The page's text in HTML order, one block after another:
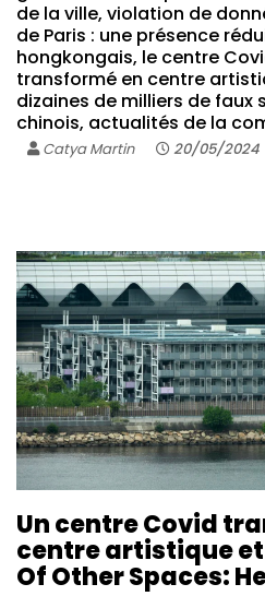
de la ville, violation de
de Paris : une présence
hongkongais, le centre
transformé en centre
dizaines de milliers de faux
chinois, actualités de la
Catya Martin 20/05/2024
Un centre Covid
centre artistique
Of Other Spaces: